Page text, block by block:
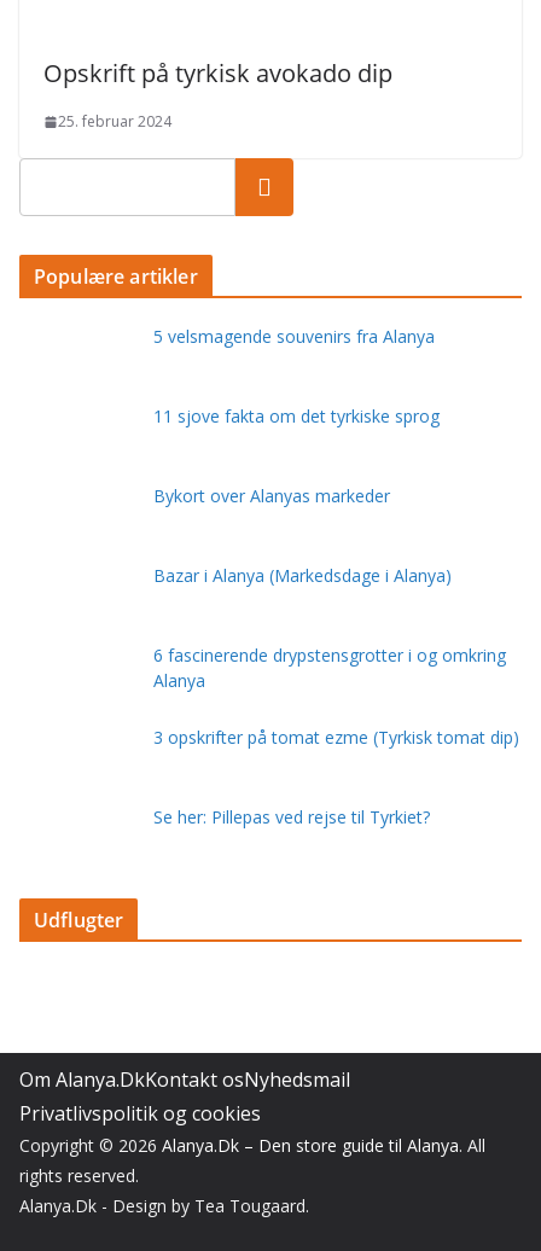
Opskrift på tyrkisk avokado dip
25. februar 2024
Populære artikler
5 velsmagende souvenirs fra Alanya
11 sjove fakta om det tyrkiske sprog
Bykort over Alanyas markeder
Bazar i Alanya (Markedsdage i Alanya)
6 fascinerende drypstensgrotter i og omkring
Alanya
3 opskrifter på tomat ezme (Tyrkisk tomat dip)
Se her: Pillepas ved rejse til Tyrkiet?
Udflugter
Om Alanya.DkKontakt osNyhedsmail
Privatlivspolitik og cookies
Copyright © 2026 Alanya.Dk – Den store guide til Alanya. All
rights reserved.
Alanya.Dk - Design by Tea Tougaard.